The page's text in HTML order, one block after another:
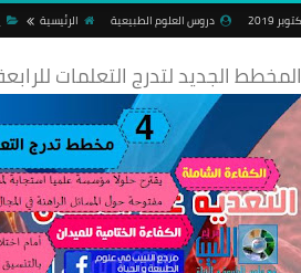
دروس العلوم الطبيعية الرئيسية
المخطط الجديد لتدرج التعلمات للرابعة متوسط 2019 علوم طبيعية